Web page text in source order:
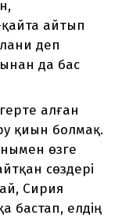
айтып
деп
да бас
алған
қиын болмақ.
өзге
сөздері
Сирия
бастап, елдің